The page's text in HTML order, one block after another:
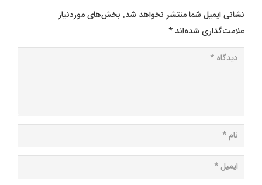
نشانی ایمیل شما منتشر نخواهد شد. بخش‌های موردنیاز
علامت‌گذاری شده‌اند*